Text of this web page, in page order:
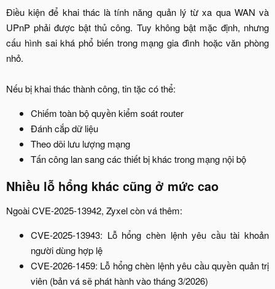
Điều kiện để khai thác là tính năng quản lý từ xa qua WAN và
UPnP phải được bật thủ công. Tuy không bật mặc định, nhưng
cấu hình sai khá phổ biến trong mạng gia đình hoặc văn phòng
nhỏ.
Nếu bị khai thác thành công, tin tặc có thể:​
Chiếm toàn bộ quyền kiểm soát router​
Đánh cắp dữ liệu​
Theo dõi lưu lượng mạng​
Tấn công lan sang các thiết bị khác trong mạng nội bộ​
Nhiều lỗ hổng khác cũng ở mức cao​
Ngoài CVE-2025-13942, Zyxel còn vá thêm:​
CVE-2025-13943: Lỗ hổng chèn lệnh yêu cầu tài khoản
người dùng hợp lệ​
CVE-2026-1459: Lỗ hổng chèn lệnh yêu cầu quyền quản trị
viên (bản vá sẽ phát hành vào tháng 3/2026)​